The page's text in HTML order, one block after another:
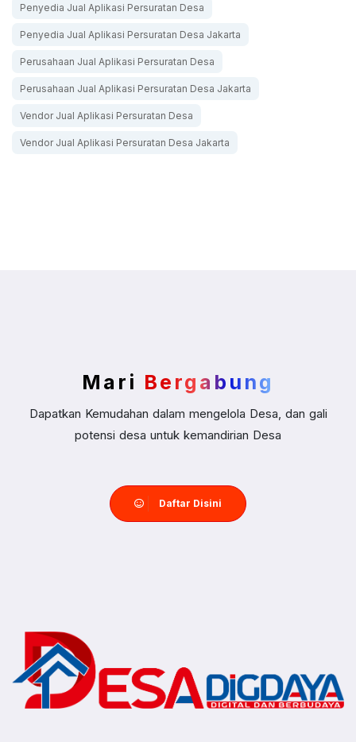
Penyedia Jual Aplikasi Persuratan Desa
Penyedia Jual Aplikasi Persuratan Desa Jakarta
Perusahaan Jual Aplikasi Persuratan Desa
Perusahaan Jual Aplikasi Persuratan Desa Jakarta
Vendor Jual Aplikasi Persuratan Desa
Vendor Jual Aplikasi Persuratan Desa Jakarta
Mari Bergabung
Dapatkan Kemudahan dalam mengelola Desa, dan gali
potensi desa untuk kemandirian Desa
Daftar Disini